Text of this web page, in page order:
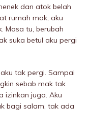
dan atok beIah
rumah mak, aku
Masa tu, berubah
suka betul aku pergi
tak pergi. Sampai
sebab mak tak
izinkan juga. Aku
bagi salam, tak ada